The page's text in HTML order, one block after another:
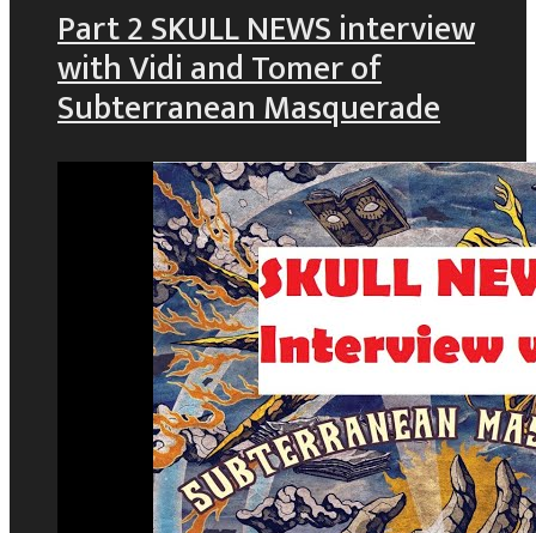
Part 2 SKULL NEWS interview
with Vidi and Tomer of
Subterranean Masquerade